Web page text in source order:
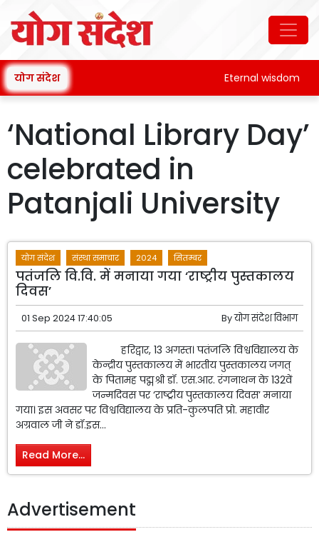
योग संदेश Eternal wisdom
‘National Library Day’
celebrated in
Patanjali University
योग संदेश संस्था समाचार 2024 सितम्बर
पतंजलि वि.वि. में मनाया गया ‘राष्ट्रीय पुस्तकालय
दिवस’
01 Sep 2024 17:40:05 Byयोग संदेश विभाग
हरिद्वार, 13 अगस्त। पतंजलि विश्वविद्यालय के
केन्द्रीय पुस्तकालय में भारतीय पुस्तकालय जगत्
के पितामह पद्मश्री डॉ. एस.आर. रंगनाथन के 132वें
जन्मदिवस पर ‘राष्ट्रीय पुस्तकालय दिवस’ मनाया
गया। इस अवसर पर विश्वविद्यालय के प्रति-कुलपति प्रो. महावीर
अग्रवाल जी ने डॉ.इस...
Read More...
Advertisement